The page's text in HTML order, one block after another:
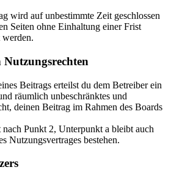
wird auf unbestimmte Zeit geschlossen
Seiten ohne Einhaltung einer Frist
Beitrags erteilst du dem Betreiber ein
räumlich unbeschränktes und
deinen Beitrag im Rahmen des Boards
Punkt 2, Unterpunkt a bleibt auch
Nutzungsvertrages bestehen.